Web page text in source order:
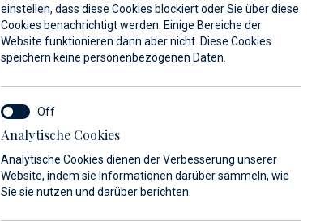
einstellen, dass diese Cookies blockiert oder Sie über diese
Cookies benachrichtigt werden. Einige Bereiche der
Website funktionieren dann aber nicht. Diese Cookies
speichern keine personenbezogenen Daten.
Analytische Cookies
Analytische Cookies dienen der Verbesserung unserer
Website, indem sie Informationen darüber sammeln, wie
Sie sie nutzen und darüber berichten.